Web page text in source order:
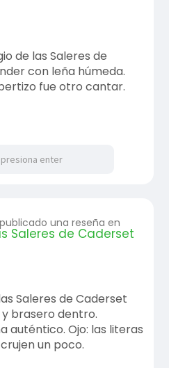
de las Saleres de
con leña húmeda.
fue otro cantar.
una reseña en
Saleres de Caderset
Saleres de Caderset
brasero dentro.
auténtico. Ojo: las literas
un poco.